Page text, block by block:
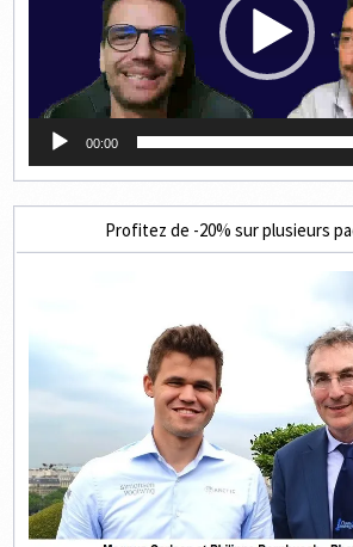
00:00
Profitez de -20% sur plusieurs